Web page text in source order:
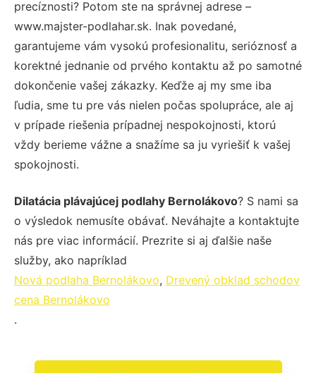
precíznosti? Potom ste na správnej adrese –
www.majster-podlahar.sk. Inak povedané,
garantujeme vám vysokú profesionalitu, serióznosť a
korektné jednanie od prvého kontaktu až po samotné
dokončenie vašej zákazky. Keďže aj my sme iba
ľudia, sme tu pre vás nielen počas spolupráce, ale aj
v prípade riešenia prípadnej nespokojnosti, ktorú
vždy berieme vážne a snažíme sa ju vyriešiť k vašej
spokojnosti.
Dilatácia plávajúcej podlahy Bernolákovo? S nami sa
o výsledok nemusíte obávať. Neváhajte a kontaktujte
nás pre viac informácií. Prezrite si aj ďalšie naše
služby, ako napríklad
Nová podlaha Bernolákovo, Drevený obklad schodov
cena Bernolákovo
.